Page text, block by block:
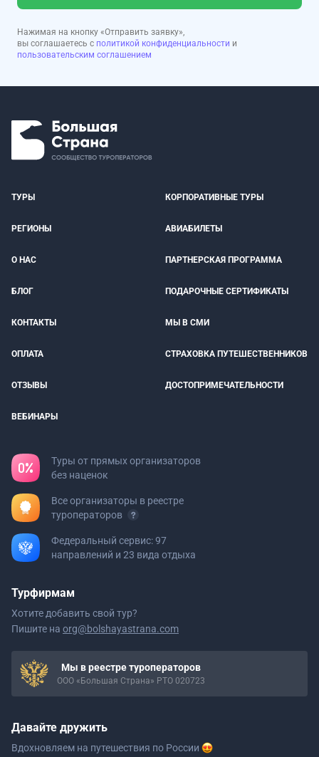
Нажимая на кнопку «Отправить заявку»,
вы соглашаетесь с политикой конфиденциальности и
пользовательским соглашением
ТУРЫ КОРПОРАТИВНЫЕ ТУРЫ
РЕГИОНЫ АВИАБИЛЕТЫ
О НАС ПАРТНЕРСКАЯ ПРОГРАММА
БЛОГ ПОДАРОЧНЫЕ СЕРТИФИКАТЫ
КОНТАКТЫ МЫ В СМИ
ОПЛАТА СТРАХОВКА ПУТЕШЕСТВЕННИКОВ
ОТЗЫВЫ ДОСТОПРИМЕЧАТЕЛЬНОСТИ
ВЕБИНАРЫ
Туры от прямых организаторов
без наценок
Все организаторы в реестре
туроператоров
Федеральный сервис: 97
направлений и 23 вида отдыха
Турфирмам
Хотите добавить свой тур?
Пишите на org@bolshayastrana.com
Мы в реестре туроператоров
ООО «Большая Страна» РТО 020723
Давайте дружить
Вдохновляем на путешествия по России